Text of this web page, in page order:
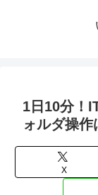
1日10分！
ォルダ操
X